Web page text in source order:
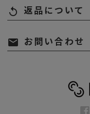
replay 返品について
mail お問い合わせ